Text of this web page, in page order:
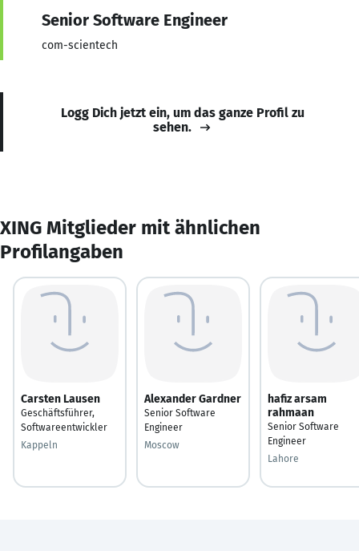
Senior Software Engineer
com-scientech
Logg Dich jetzt ein, um das ganze Profil zu
sehen.
XING Mitglieder mit ähnlichen
Profilangaben
Carsten Lausen
Geschäftsführer,
Softwareentwickler
Kappeln
Alexander Gardner
Senior Software
Engineer
Moscow
hafiz arsam
rahmaan
Senior Software
Engineer
Lahore